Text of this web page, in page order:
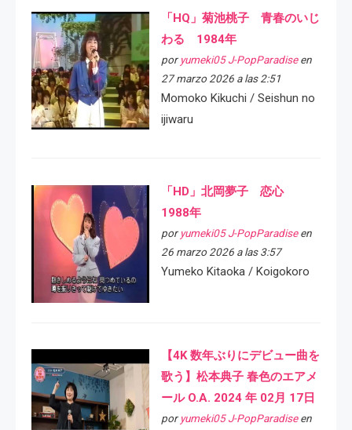
「HQ」菊池桃子 青春のいじ
わる 1984年
por yumeki05 J-PopParadiseen
27 marzo 2026 a las 2:51
Momoko Kikuchi / Seishun no
ijiwaru
「HD」北岡夢子 恋心
1988年
por yumeki05 J-PopParadiseen
26 marzo 2026 a las 3:57
Yumeko Kitaoka / Koigokoro
【4K 数年ぶりにデビュー曲を
歌う】松本典子 春色のエアメ
ール O.A. 2024 年 02月 17日
por yumeki05 J-PopParadiseen